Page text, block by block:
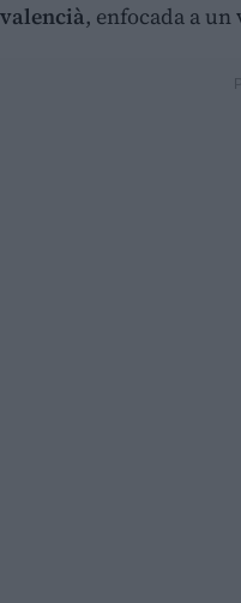
valencià, enfocada a